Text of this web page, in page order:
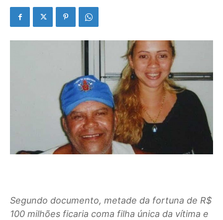
Segundo documento, metade da fortuna de R$
100 milhões ficaria coma filha única da vítima e